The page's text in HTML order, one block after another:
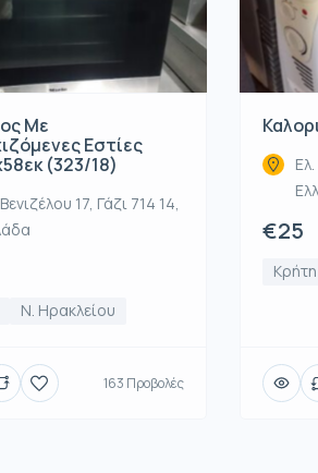
Με
Εστίες
(323/18)
17, Γάζι 714 14,
Ν. Ηρακλείου
163 Προβολές
€25
Κρήτη